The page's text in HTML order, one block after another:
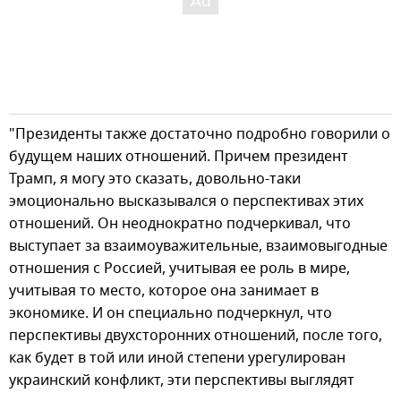
"Президенты также достаточно подробно говорили о
будущем наших отношений. Причем президент
Трамп, я могу это сказать, довольно-таки
эмоционально высказывался о перспективах этих
отношений. Он неоднократно подчеркивал, что
выступает за взаимоуважительные, взаимовыгодные
отношения с Россией, учитывая ее роль в мире,
учитывая то место, которое она занимает в
экономике. И он специально подчеркнул, что
перспективы двухсторонних отношений, после того,
как будет в той или иной степени урегулирован
украинский конфликт, эти перспективы выглядят